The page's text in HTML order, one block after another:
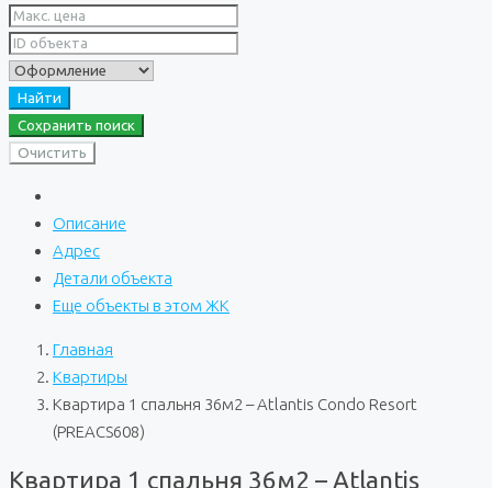
Найти
Сохранить поиск
Очистить
Описание
Адрес
Детали объекта
Еще объекты в этом ЖК
Главная
Квартиры
Квартира 1 спальня 36м2 – Atlantis Condo Resort
(PREACS608)
Квартира 1 спальня 36м2 – Atlantis